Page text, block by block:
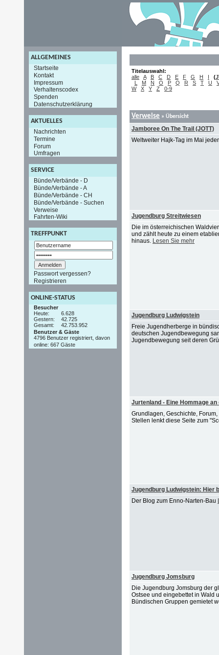
ALLGEMEINES
Startseite
Kontakt
Impressum
Verhaltenscodex
Spenden
Datenschutzerklärung
AKTUELLES
Nachrichten
Termine
Forum
Umfragen
SERVICE
Bünde/Verbände - D
Bünde/Verbände - A
Bünde/Verbände - CH
Bünde/Verbände - Suchen
Verweise
Fahrten-Wiki
TREFFPUNKT
Passwort vergessen?
Registrieren
ONLINE-STATUS
Besucher
Heute:
6.628
Gestern:
42.725
Gesamt:
42.753.952
Benutzer & Gäste
4796 Benutzer registriert, davon
online: 667 Gäste
Titelauswahl:
alle
A B C D E F G H I (J
L
M N O P Q R S T U
W
X Y Z 0-9
Verweise » Übersicht
Jamboree On The Trail (JOTT)
Weltweiter Hajk-Tag im Mai
Jugendburg Streitwiesen
Die im österreichischen
und zählt heute zu einem
hinaus. Lesen Sie mehr
Jugendburg Ludwigstein
Freie Jugendherberge in
deutschen Jugendbewegung
Jugendbewegung seit deren
Jurtenland - Eine Hommage
Grundlagen, Geschichte,
Stellen lenkt diese Seite zum
Jugendburg Ludwigstein: Hier
Der Blog zum Enno-Narten-Bau
Jugendburg Jomsburg
Die Jugendburg Jomsburg der
Ostsee und eingebettet in Wald
Bündischen Gruppen gemietet